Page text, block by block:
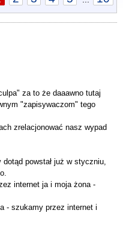
za to że daaawno tutaj
"zapisywaczom" tego
zrelacjonować nasz wypad
powstał już w styczniu,
internet ja i moja żona -
- szukamy przez internet i